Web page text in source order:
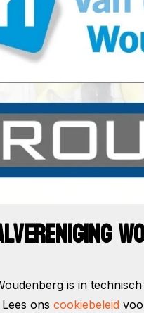
is in
Lees onscookiebeleid